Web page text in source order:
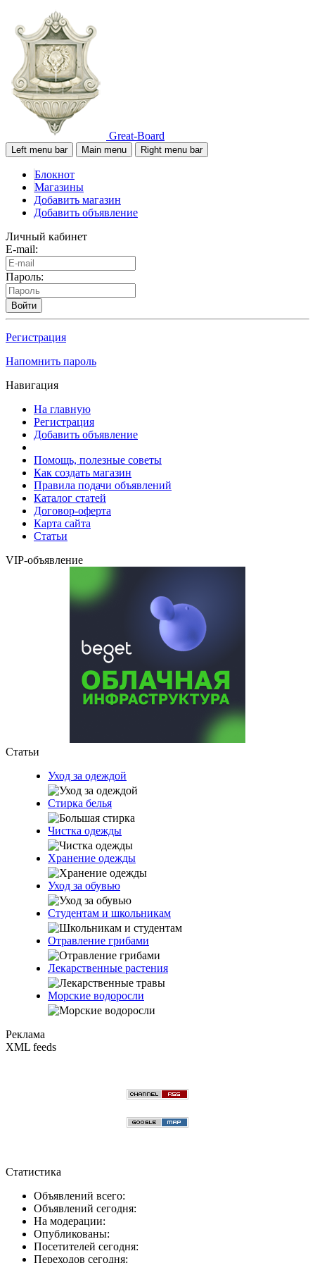
Great-Board
Left menu bar Main menu Right menu bar
Блокнот
Магазины
Добавить магазин
Добавить объявление
Личный кабинет
E-mail:
Пароль:
Войти
Регистрация
Напомнить пароль
Навигация
На главную
Регистрация
Добавить объявление
Помощь, полезные советы
Как создать магазин
Правила подачи объявлений
Каталог статей
Договор-оферта
Карта сайта
Статьи
VIP-объявление
Статьи
Уход за одеждой
Стирка белья
Чистка одежды
Хранение одежды
Уход за обувью
Студентам и школьникам
Отравление грибами
Лекарственные растения
Морские водоросли
Реклама
XML feeds
Статистика
Объявлений всего:
Объявлений сегодня:
На модерации:
Опубликованы:
Посетителей сегодня:
Переходов сегодня: